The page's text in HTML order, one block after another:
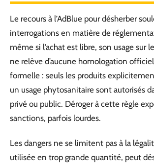
Le recours à l’AdBlue pour désherber
interrogations en matière de
même si l’achat est libre, son usage sur
ne relève d’aucune homologation
formelle : seuls les produits
un usage phytosanitaire sont autorisés
privé ou public. Déroger à cette règle
sanctions, parfois lourdes.
Les dangers ne se limitent pas à la
utilisée en trop grande quantité, peut